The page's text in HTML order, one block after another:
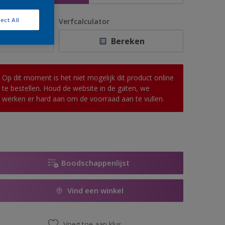
Verfcalculator
Bereken
Op dit moment is het niet mogelijk dit product online
te bestellen. Houd de website in de gaten, we
werken er hard aan om de voorraad aan te vullen.
Boodschappenlijst
Vind een winkel
All